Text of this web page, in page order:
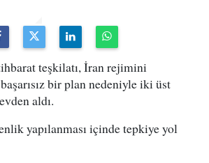
teşkilatı, İran rejimini
bir plan nedeniyle iki üst
aldı.
yapılanması içinde tepkiye yol